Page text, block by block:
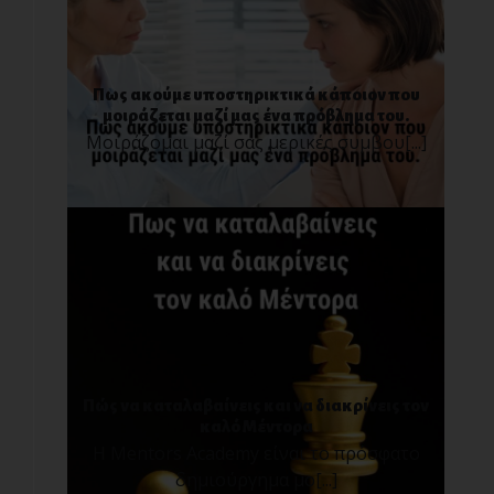
Πως ακούμε υποστηρικτικά κάποιον που
μοιράζεται μαζί μας ένα πρόβλημα του.
Μοιράζομαι μαζί σας μερικές συμβου[...]
Πώς να καταλαβαίνεις και να διακρίνεις τον
Η Mentors Academy είναι το πρόσφατο
δημιούργημα μο[...]